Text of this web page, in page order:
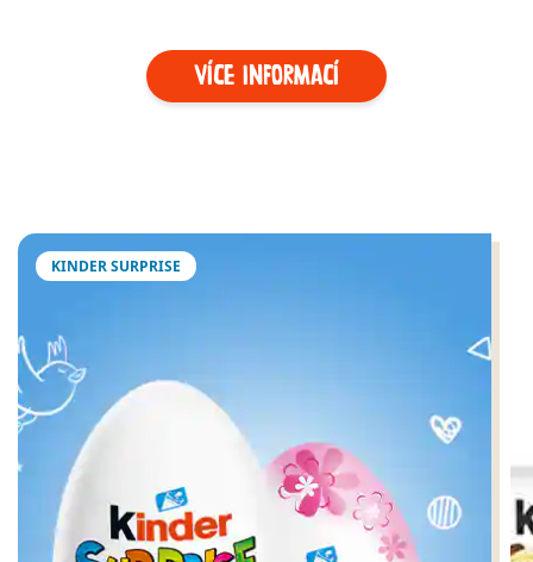
VÍCE INFORMACÍ
KINDER SURPRISE